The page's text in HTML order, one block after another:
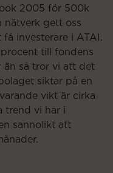
2005 för 500k
nätverk gett oss
investerare i ATAI.
till fondens
än så tror vi att det
siktar på en
vikt är cirka
trend vi har i
sannolikt att